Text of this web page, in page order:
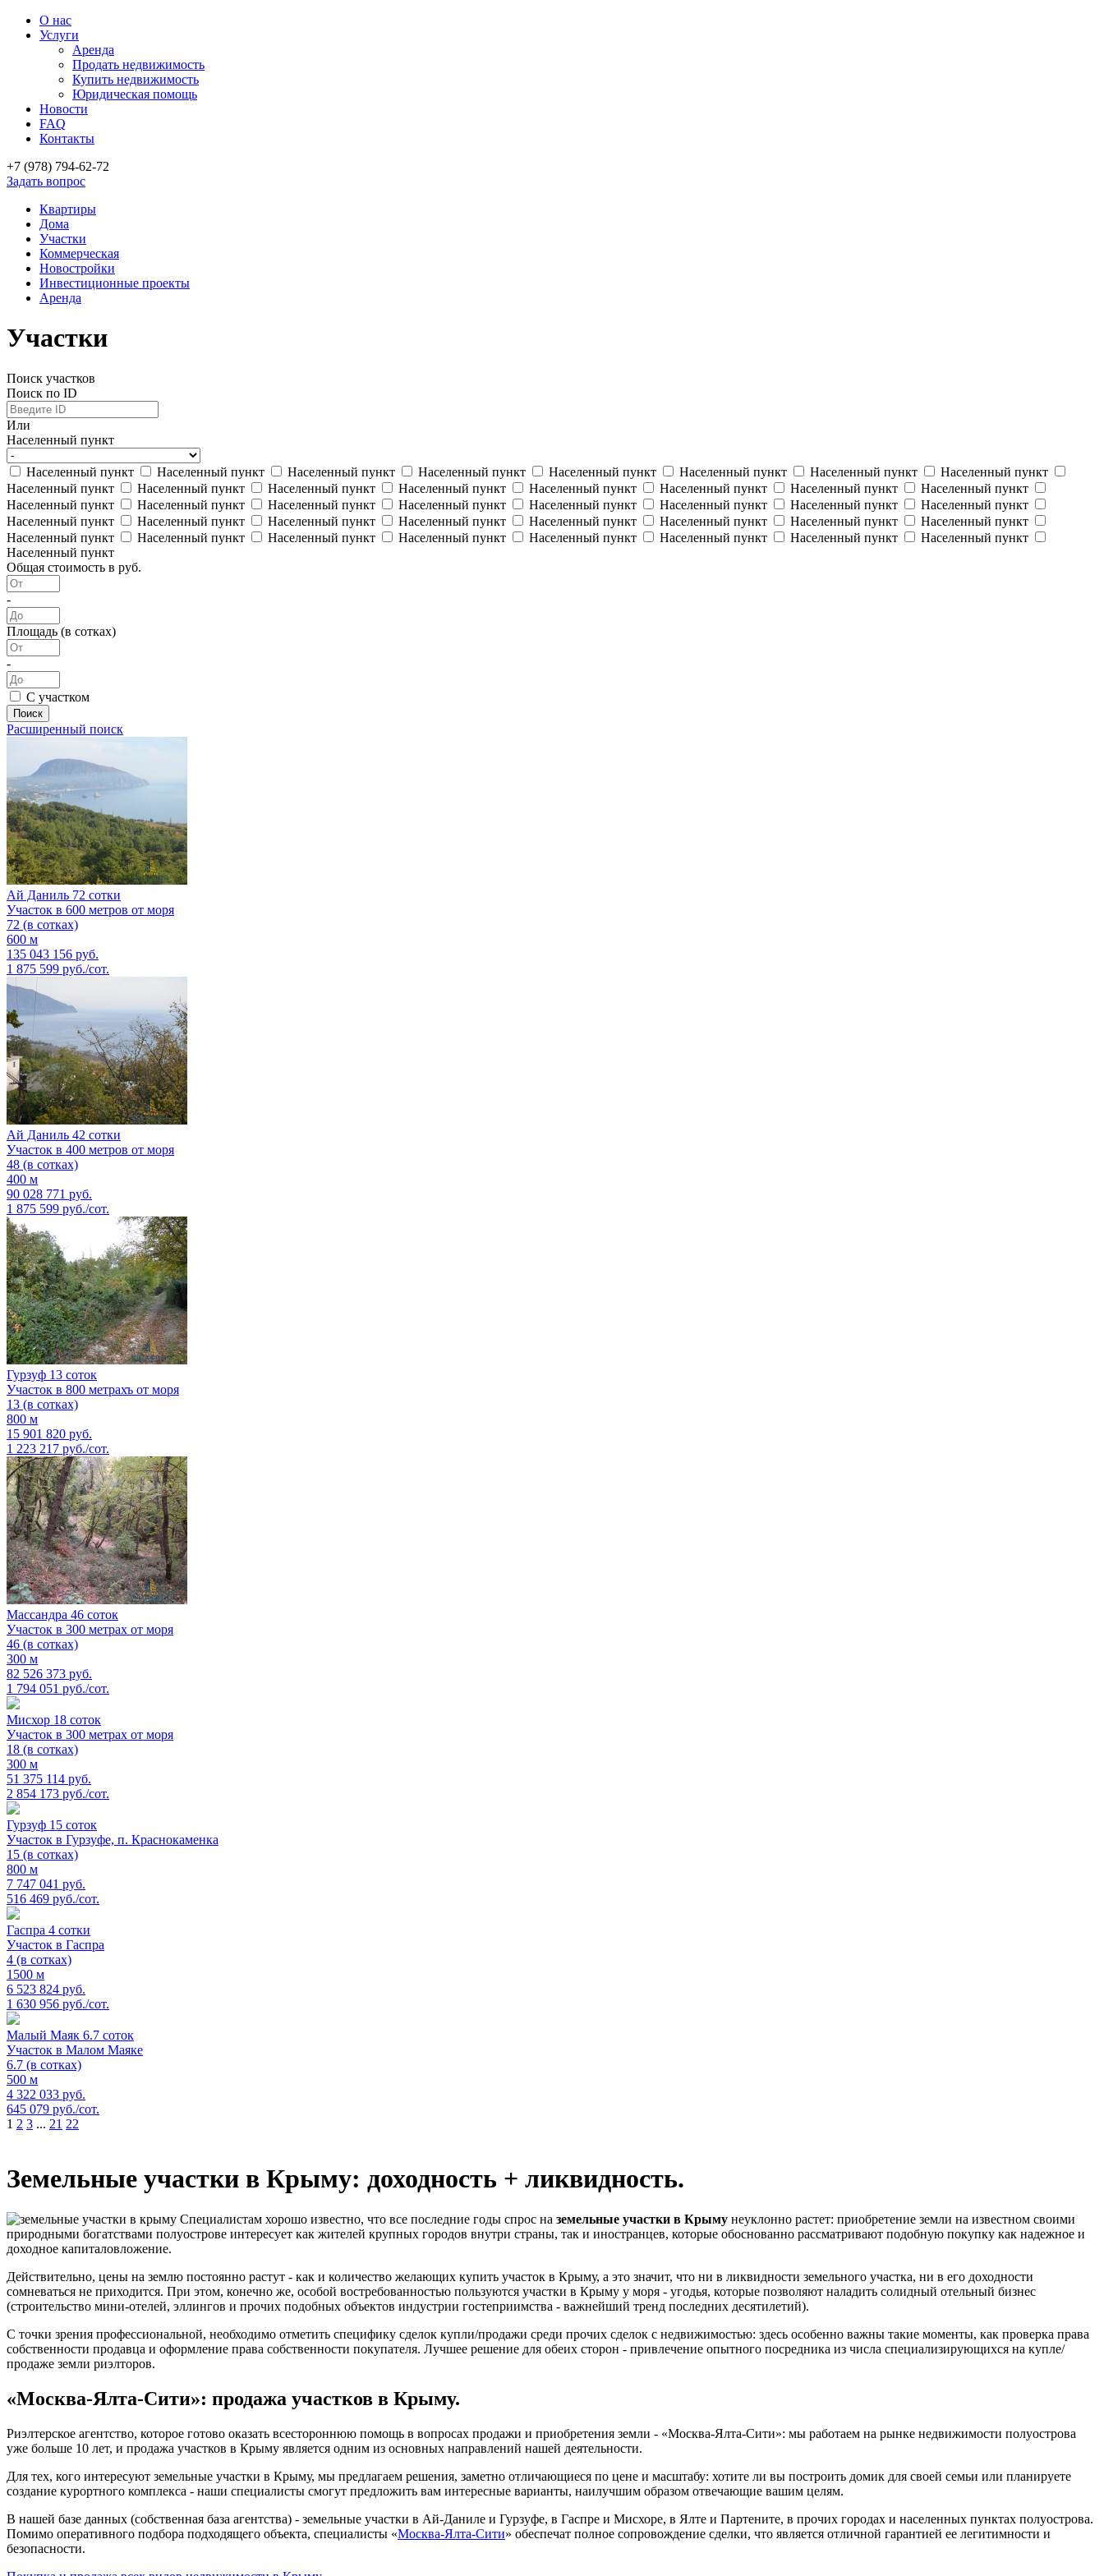
О нас
Услуги
Аренда
Продать недвижимость
Купить недвижимость
Юридическая помощь
Новости
FAQ
Контакты
+7 (978) 794-62-72
Задать вопрос
Квартиры
Дома
Участки
Коммерческая
Новостройки
Инвестиционные проекты
Аренда
Участки
Поиск участков
Поиск по ID
Или
Населенный пункт
Населенный пункт Населенный пункт Населенный пункт Населенный пункт Населенный пункт Населенный пункт Населенный пункт
Населенный пункт
Населенный пункт
Населенный пункт Населенный пункт Населенный пункт Населенный пункт Населенный пункт Населенный пункт
Населенный пункт
Населенный пункт
Населенный пункт Населенный пункт Населенный пункт Населенный пункт Населенный пункт Населенный пункт
Населенный пункт
Населенный пункт
Населенный пункт Населенный пункт Населенный пункт Населенный пункт Населенный пункт Населенный пункт
Населенный пункт
Населенный пункт
Населенный пункт Населенный пункт Населенный пункт Населенный пункт Населенный пункт Населенный пункт
Населенный пункт
Населенный пункт
Общая стоимость в руб.
-
Площадь (в сотках)
-
С участком
Поиск
Расширенный поиск
Ай Даниль 72 сотки
Участок в 600 метров от моря
72 (в сотках)
600 м
135 043 156 руб.
1 875 599 руб./сот.
Ай Даниль 42 сотки
Участок в 400 метров от моря
48 (в сотках)
400 м
90 028 771 руб.
1 875 599 руб./сот.
Гурзуф 13 соток
Участок в 800 метрахъ от моря
13 (в сотках)
800 м
15 901 820 руб.
1 223 217 руб./сот.
Массандра 46 соток
Участок в 300 метрах от моря
46 (в сотках)
300 м
82 526 373 руб.
1 794 051 руб./сот.
Мисхор 18 соток
Участок в 300 метрах от моря
18 (в сотках)
300 м
51 375 114 руб.
2 854 173 руб./сот.
Гурзуф 15 соток
Участок в Гурзуфе, п. Краснокаменка
15 (в сотках)
800 м
7 747 041 руб.
516 469 руб./сот.
Гаспра 4 сотки
Участок в Гаспра
4 (в сотках)
1500 м
6 523 824 руб.
1 630 956 руб./сот.
Малый Маяк 6.7 соток
Участок в Малом Маяке
6.7 (в сотках)
500 м
4 322 033 руб.
645 079 руб./сот.
1 2 3 ... 21 22
Земельные участки в Крыму: доходность + ликвидность.
Специалистам хорошо известно, что все последние годы спрос на земельные участки в Крыму неуклонно растет: приобретение земли на известном своими
природными богатствами полуострове интересует как жителей крупных городов внутри страны, так и иностранцев, которые обоснованно рассматривают подобную покупку как надежное и
доходное капиталовложение.
Действительно, цены на землю постоянно растут - как и количество желающих купить участок в Крыму, а это значит, что ни в ликвидности земельного участка, ни в его доходности
сомневаться не приходится. При этом, конечно же, особой востребованностью пользуются участки в Крыму у моря - угодья, которые позволяют наладить солидный отельный бизнес
(строительство мини-отелей, эллингов и прочих подобных объектов индустрии гостеприимства - важнейший тренд последних десятилетий).
С точки зрения профессиональной, необходимо отметить специфику сделок купли/продажи среди прочих сделок с недвижимостью: здесь особенно важны такие моменты, как проверка права
собственности продавца и оформление права собственности покупателя. Лучшее решение для обеих сторон - привлечение опытного посредника из числа специализирующихся на купле/
продаже земли риэлторов.
«Москва-Ялта-Сити»: продажа участков в Крыму.
Риэлтерское агентство, которое готово оказать всестороннюю помощь в вопросах продажи и приобретения земли - «Москва-Ялта-Сити»: мы работаем на рынке недвижимости полуострова
уже больше 10 лет, и продажа участков в Крыму является одним из основных направлений нашей деятельности.
Для тех, кого интересуют земельные участки в Крыму, мы предлагаем решения, заметно отличающиеся по цене и масштабу: хотите ли вы построить домик для своей семьи или планируете
создание курортного комплекса - наши специалисты смогут предложить вам интересные варианты, наилучшим образом отвечающие вашим целям.
В нашей базе данных (собственная база агентства) - земельные участки в Ай-Даниле и Гурзуфе, в Гаспре и Мисхоре, в Ялте и Партените, в прочих городах и населенных пунктах полуострова.
Помимо оперативного подбора подходящего объекта, специалисты «Москва-Ялта-Сити» обеспечат полное сопровождение сделки, что является отличной гарантией ее легитимности и
безопасности.